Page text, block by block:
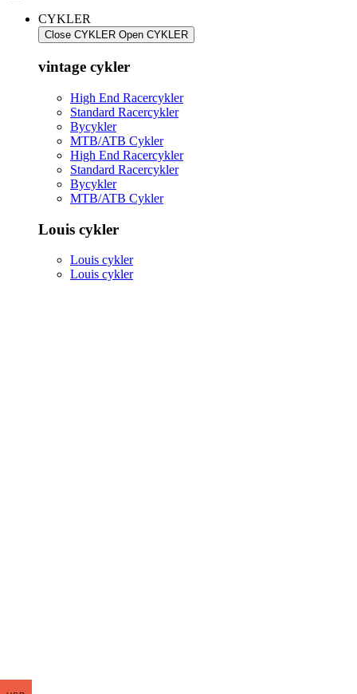
CYKLER
Close CYKLER Open CYKLER
vintage cykler
High End Racercykler
Standard Racercykler
Bycykler
MTB/ATB Cykler
High End Racercykler
Standard Racercykler
Bycykler
MTB/ATB Cykler
Louis cykler
Louis cykler
Louis cykler